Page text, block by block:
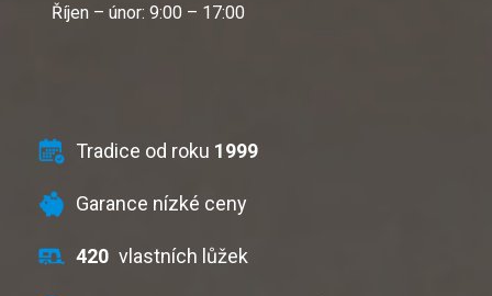
Říjen – únor: 9:00 – 17:00
Tradice od roku 1999
Garance nízké ceny
420 vlastních lůžek